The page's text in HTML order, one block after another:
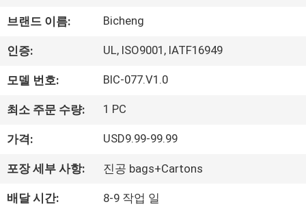
비
디
오
우
리
에
관
브랜드 이름: Bicheng
인증: UL, ISO9001, IATF16949
모델 번호: BIC-077.V1.0
최소 주문 수량: 1 PC
가격: USD9.99-99.99
포장 세부 사항: 진공 bags+Cartons
배달 시간: 8-9 작업 일